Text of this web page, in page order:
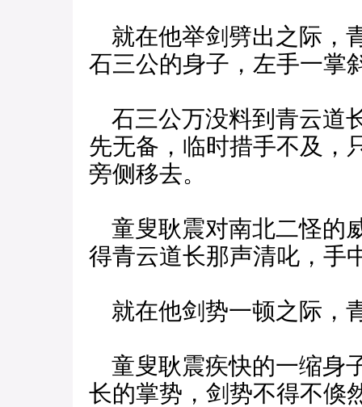
就在他举剑劈出之际，
石三公的身子，左手一掌
石三公万没料到青云道
先无备，临时措手不及，
旁侧移去。
童叟耿震对南北二怪的
得青云道长那声清叱，手
就在他剑势一顿之际，
童叟耿震疾快的一缩身
长的掌势，剑势不得不倏